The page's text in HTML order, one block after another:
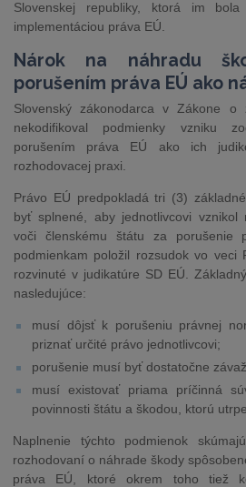
Slovenskej republiky, ktorá im bola
implementáciou práva EÚ.
Nárok na náhradu
porušením práva EÚ ako
Slovenský zákonodarca v Zákone o
nekodifikoval podmienky vzniku
porušením práva EÚ ako ich
rozhodovacej praxi.
Právo EÚ predpokladá tri (3)
byť splnené, aby jednotlivcovi
voči členskému štátu za porušenie
podmienkam položil rozsudok vo veci
rozvinuté v judikatúre SD EÚ.
nasledujúce:
musí dôjsť k porušeniu právnej
priznať určité právo jednotlivcovi;
porušenie musí byť dostatočne
musí existovať priama príčinná
povinnosti štátu a škodou, ktorú
Naplnenie týchto podmienok
rozhodovaní o náhrade škody
práva EÚ, ktoré okrem toho tiež